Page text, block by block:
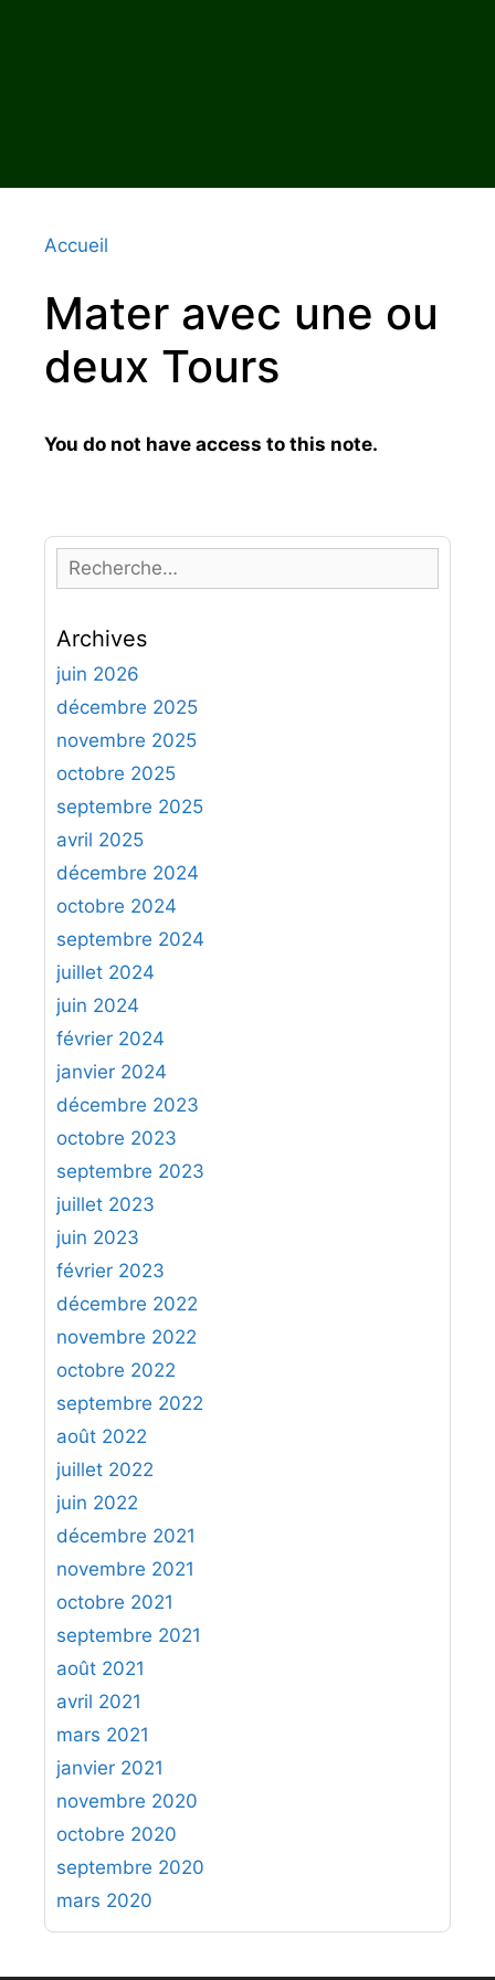
Accueil
Mater avec une ou
deux Tours
You do not have access to this note.
e
h
e
r
h
e
r
:
Archives
juin 2026
décembre 2025
novembre 2025
octobre 2025
septembre 2025
avril 2025
décembre 2024
octobre 2024
septembre 2024
juillet 2024
juin 2024
février 2024
janvier 2024
décembre 2023
octobre 2023
septembre 2023
juillet 2023
juin 2023
février 2023
décembre 2022
novembre 2022
octobre 2022
septembre 2022
août 2022
juillet 2022
juin 2022
décembre 2021
novembre 2021
octobre 2021
septembre 2021
août 2021
avril 2021
mars 2021
janvier 2021
novembre 2020
octobre 2020
septembre 2020
mars 2020